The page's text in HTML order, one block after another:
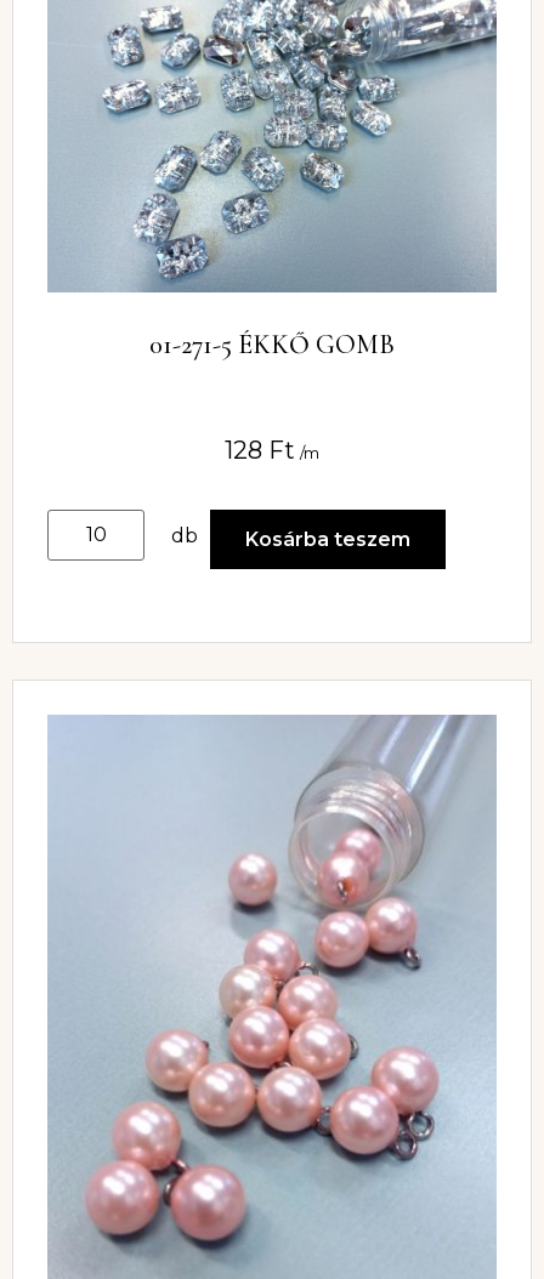
01-271-5 ÉKKŐ GOMB
128 Ft /m
db Kosárba teszem